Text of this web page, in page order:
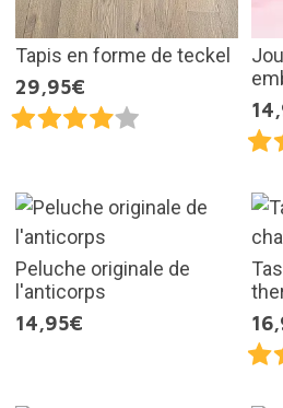
Tapis en forme de teckel
29,95€
Peluche originale de
l'anticorps
14,95€